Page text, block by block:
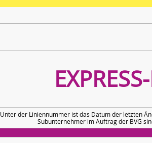
Unter der Liniennummer ist das Datum der letzten
Subunternehmer im Auftrag der BVG